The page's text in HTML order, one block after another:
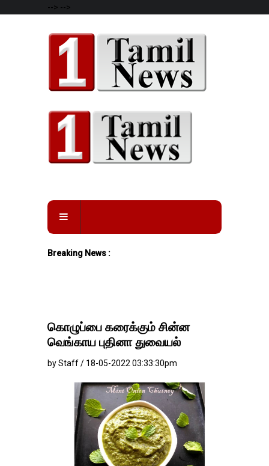
--> -->
Breaking News :
கொழுப்பை கரைக்கும் சின்ன
வெங்காய புதினா துவையல்
by Staff / 18-05-2022 03:33:30pm